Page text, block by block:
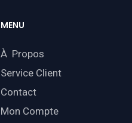
MENU
À Propos
Service Client
Contact
Mon Compte